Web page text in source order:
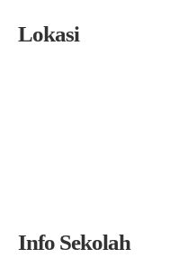
Lokasi
Info Sekolah